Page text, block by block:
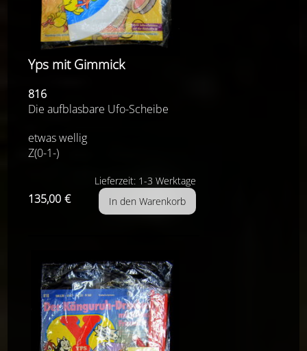
Yps mit Gimmick
816
Die aufblasbare Ufo-Scheibe
etwas wellig
Z(0-1-)
Lieferzeit: 1-3 Werktage
135,00 €